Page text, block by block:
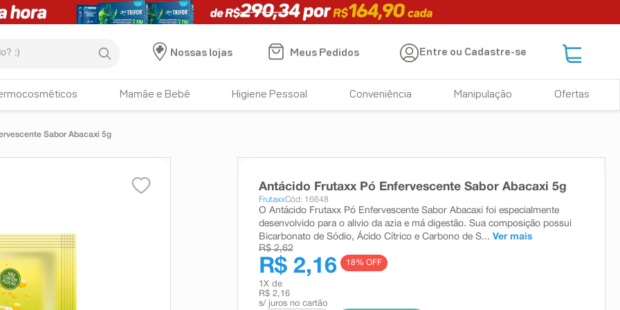
Nossas lojas
Meus Pedidos Entre ou Cadastre-se
Mamãe e Bebê Higiene Pessoal Conveniência Manipulação Ofertas
Sabor Abacaxi 5g
Antácido Frutaxx Pó Enfervescente Sabor Abacaxi 5g
FrutaxxCód: 16648
O Antácido Frutaxx Pó Enfervescente Sabor Abacaxi foi especialmente
desenvolvido para o alivio da azia e má digestão. Sua composição possui
Bicarbonato de Sódio, Ácido Cítrico e Carbono de S... Ver mais
R$ 2,62
R$ 2,16 18% OFF
1 X de
R$ 2,16
s/ juros no cartão